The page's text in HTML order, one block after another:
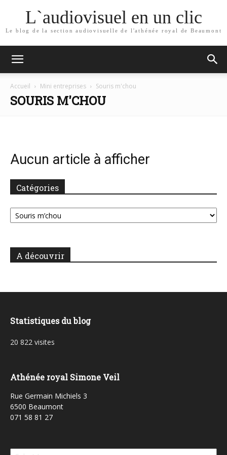
L`audiovisuel en un clic
Le blog de la section audiovisuelle de l'athénée royal de Beaumont
Accueil Mini entreprises Souris m'chou
SOURIS M'CHOU
Aucun article à afficher
Catégories
Catégories
A découvrir
Statistiques du blog
20 822 visites
Athénée royal Simone Veil
Rue Germain Michiels 3
6500 Beaumont
071 58 81 27